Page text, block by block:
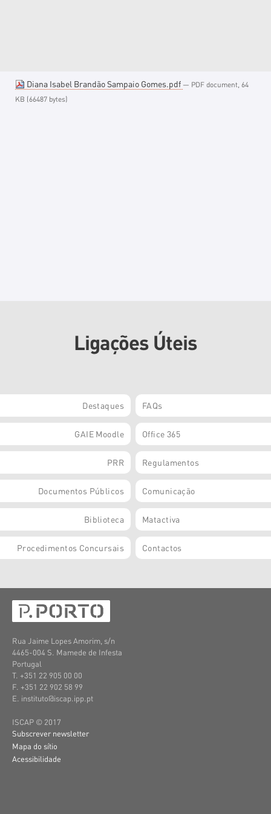
Diana Isabel Brandão Sampaio Gomes.pdf — PDF document, 64
KB (66487 bytes)
Ligações Úteis
Destaques FAQs
GAIE Moodle Office 365
PRR Regulamentos
Documentos Públicos Comunicação
Biblioteca Matactiva
Procedimentos Concursais Contactos
Rua Jaime Lopes Amorim, s/n
4465-004 S. Mamede de Infesta
Portugal
T. +351 22 905 00 00
F. +351 22 902 58 99
E. instituto@iscap.ipp.pt
ISCAP © 2017
Subscrever newsletter
Mapa do sítio
Acessibilidade